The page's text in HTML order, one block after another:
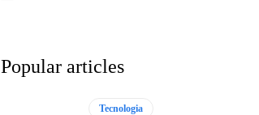
Popular articles
Tecnologia